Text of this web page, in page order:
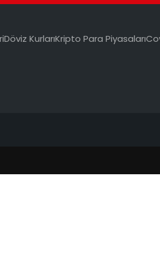
Döviz KurlarıKripto Para Piyasaları